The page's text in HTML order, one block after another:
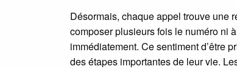
Désormais, chaque appel trouve une
composer plusieurs fois le numéro ni
immédiatement. Ce sentiment d’être
des étapes importantes de leur vie.